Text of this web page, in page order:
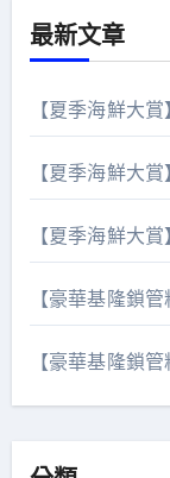
最新文章
【夏季海鮮大
【夏季海鮮大
【夏季海鮮大
【豪華基隆鎖
【豪華基隆鎖